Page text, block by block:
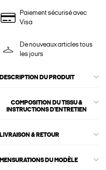
Paiement sécurisé avec
Visa
De nouveaux articles tous
les jours
DESCRIPTION DU PRODUIT
COMPOSITION DU TISSU &
INSTRUCTIONS D'ENTRETIEN
LIVRAISON & RETOUR
MENSURATIONS DU MODÈLE